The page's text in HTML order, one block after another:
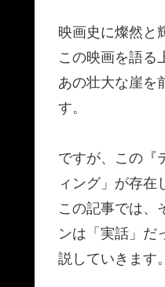
映画史に燦然と
この映画を語る
あの壮大な崖を
す。
ですが、この『
ィング」が存在
この記事では、
ンは「実話」だ
説していきます。